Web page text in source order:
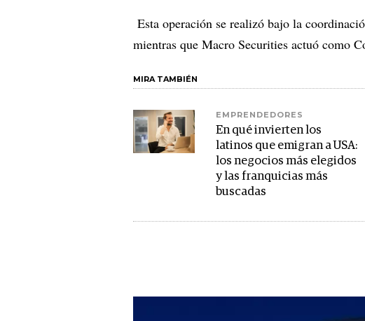
Esta operación se realizó bajo la
mientras que Macro Securities actuó como
MIRA TAMBIÉN
EMPRENDEDORES
En qué invierten los
latinos que emigran a USA:
los negocios más elegidos
y las franquicias más
buscadas